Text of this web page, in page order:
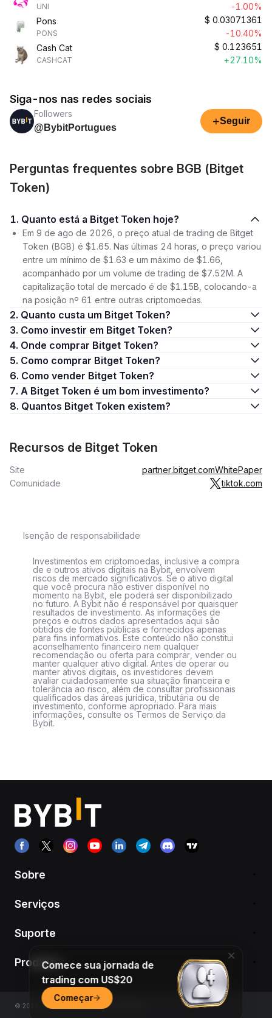
UNI
-1.00%
Pons
PONS
$ 0.03071361
-10.40%
Cash Cat
CASHCAT
$ 0.123651
+27.10%
Siga-nos nas redes sociais
Followers
@BybitPortugues
+Seguir
Perguntas frequentes sobre BGB (Bitget
Token)
1. Quanto está a Bitget Token hoje?
Em 9 de ago de 2026, o preço atual de trading de Bitget
Token (BGB) é $1.65. Nas últimas 24 horas, o preço variou
entre um mínimo de $1.63 e um máximo de $1.66,
acompanhado por um volume de trading de $7.52M. A
capitalização total de mercado é de $1.15B, colocando-a
na posição nº 61 entre outras criptomoedas.
2. Quanto custa um Bitget Token?
3. Como investir em Bitget Token?
4. Onde comprar Bitget Token?
5. Como comprar Bitget Token?
6. Como vender Bitget Token?
7. A Bitget Token é um bom investimento?
8. Quantos Bitget Token existem?
Recursos de Bitget Token
Site partner.bitget.comWhitePaper
Comunidade
tiktok.com
Isenção de responsabilidade
Investimentos em criptomoedas, inclusive a compra
de e outros ativos digitais na Bybit, envolvem
riscos de mercado significativos. Se o ativo digital
que você procura não estiver disponível no
momento na Bybit, ele poderá ser disponibilizado
no futuro. A Bybit não é responsável por quaisquer
resultados de investimento. As informações de
preços e outros dados apresentados aqui são
obtidos de fontes públicas e fornecidos apenas
para fins informativos. Este conteúdo não constitui
aconselhamento financeiro nem qualquer
recomendação ou oferta para comprar, vender ou
manter qualquer ativo digital. Antes de operar ou
manter ativos digitais, os investidores devem
avaliar cuidadosamente sua situação financeira e
tolerância ao risco, além de consultar profissionais
qualificados das áreas jurídica, tributária ou de
investimento, conforme apropriado. Para mais
informações, consulte os Termos de Serviço da
Bybit.
Sobre
Serviços
Suporte
Produtos
© 2018-2026 Bybit.com. All rights reserved.
Comece sua jornada de
trading com US$20
Começar